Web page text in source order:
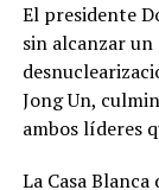
El presidente
sin alcanzar
Jong Un,
ambos líderes
La Casa